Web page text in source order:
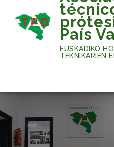
content
País
EUSKADIKO
TEKNIKARIEN